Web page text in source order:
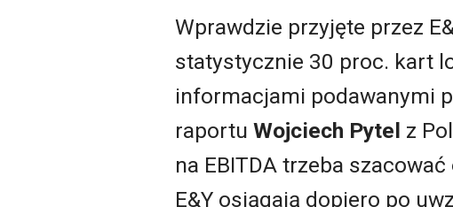
Wprawdzie przyjęte przez
statystycznie 30 proc. kart
informacjami podawanymi
raportu Wojciech Pytel z
na EBITDA trzeba
E&Y osiągają dopiero po